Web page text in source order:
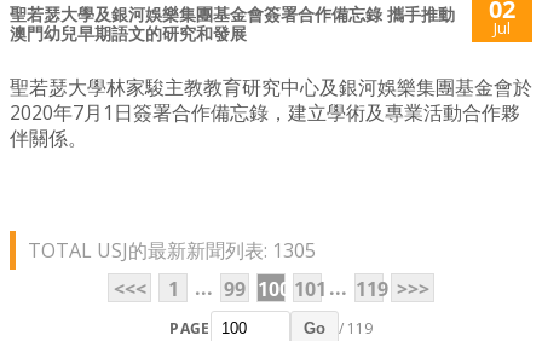
聖若瑟大學及銀河娛樂集團基金會簽署合作備忘錄 攜手推動
澳門幼兒早期語文的研究和發展
02
Jul
聖若瑟大學林家駿主教教育研究中心及銀河娛樂集團基金會於
2020年7月1日簽署合作備忘錄，建立學術及專業活動合作夥
伴關係。
TOTAL USJ的最新新聞列表: 1305
<<<
1 ... 99 100 101 ... 119 >>>
PAGE Go / 119